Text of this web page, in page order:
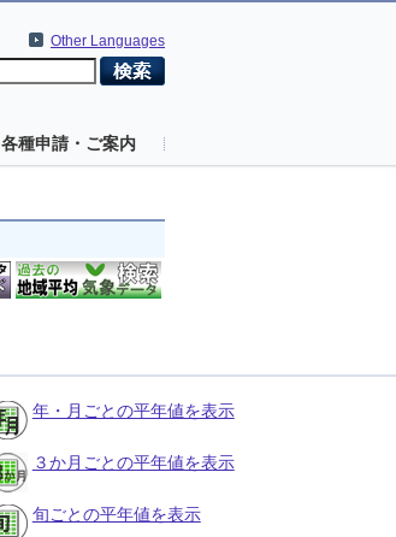
Other Languages
各種申請・ご案内
年・月ごとの平年値を表示
３か月ごとの平年値を表示
旬ごとの平年値を表示